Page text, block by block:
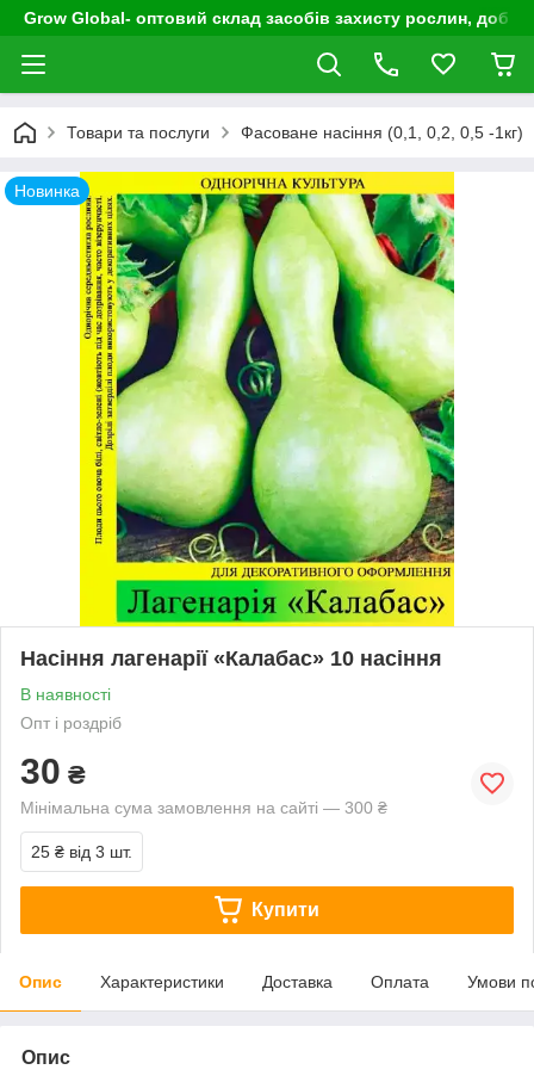
Grow Global- оптовий склад засобів захисту рослин,
Товари та послуги Фасоване насіння (0,1, 0,2, 0,5 -1кг)
Новинка
Насіння лагенарії «Калабас» 10 насіння
В наявності
Опт і роздріб
30 ₴
Мінімальна сума замовлення на сайті — 300 ₴
25 ₴ від 3 шт.
Купити
Опис Характеристики Доставка Оплата Умови
Опис